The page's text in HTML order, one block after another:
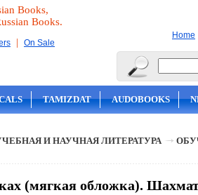
Books,
Books.
| On Sale
Home
TAMIZDAT AUDOBOOKS
И НАУЧНАЯ ЛИТЕРАТУРА
(мягкая обложка).